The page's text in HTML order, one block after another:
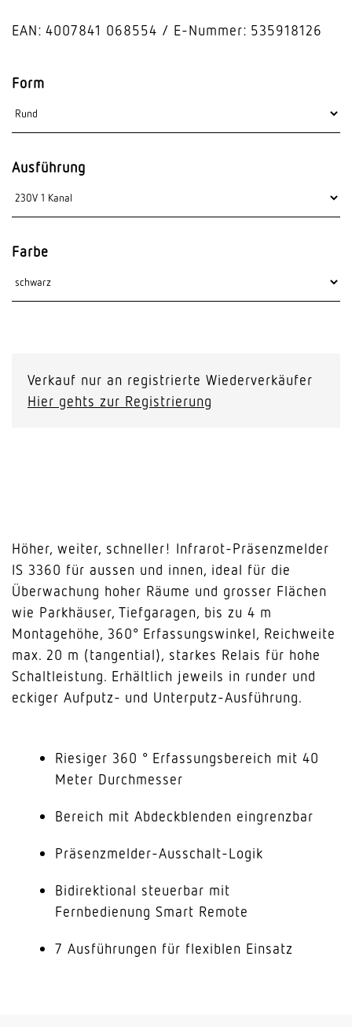
EAN: 4007841 068554 E-Nummer: 535918126
Form
Ausführung
Farbe
Verkauf nur an registrierte Wiederverkäufer
Hier gehts zur Registrierung
Höher, weiter, schneller! Infrarot-Präsenzmelder
IS 3360 für aussen und innen, ideal für die
Überwachung hoher Räume und grosser Flächen
wie Parkhäuser, Tiefgaragen, bis zu 4 m
Montagehöhe, 360° Erfassungswinkel, Reichweite
max. 20 m (tangential), starkes Relais für hohe
Schaltleistung. Erhältlich jeweils in runder und
eckiger Aufputz- und Unterputz-Ausführung.
Riesiger 360 ° Erfassungsbereich mit 40
Meter Durchmesser
Bereich mit Abdeckblenden eingrenzbar
Präsenzmelder-Ausschalt-Logik
Bidirektional steuerbar mit
Fernbedienung Smart Remote
7 Ausführungen für flexiblen Einsatz